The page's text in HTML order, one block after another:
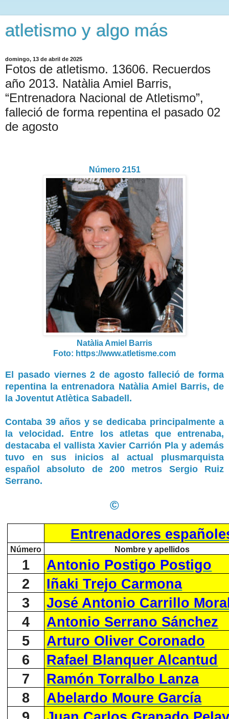
atletismo y algo más
domingo, 13 de abril de 2025
Fotos de atletismo. 13606. Recuerdos
año 2013. Natàlia Amiel Barris,
“Entrenadora Nacional de Atletismo”,
falleció de forma repentina el pasado 02
de agosto
Número 2151
Natàlia Amiel Barris
Foto: https://www.atletisme.com
El pasado viernes 2 de agosto falleció de forma
repentina la entrenadora Natàlia Amiel Barris, de
la Joventut Atlètica Sabadell.
Contaba 39 años y se dedicaba principalmente a
la velocidad. Entre los atletas que entrenaba,
destacaba el vallista Xavier Carrión Pla y además
tuvo en sus inicios al actual plusmarquista
español absoluto de 200 metros Sergio Ruiz
Serrano.
©
Entrenadores
Número Nombre y apellidos
1
Antonio Postigo Postigo
2
Iñaki Trejo Carmona
3
José Antonio Carrillo
4
Antonio Serrano Sánchez
5
Arturo Oliver Coronado
6
Rafael Blanquer Alcantud
7
Ramón Torralbo Lanza
8
Abelardo Moure García